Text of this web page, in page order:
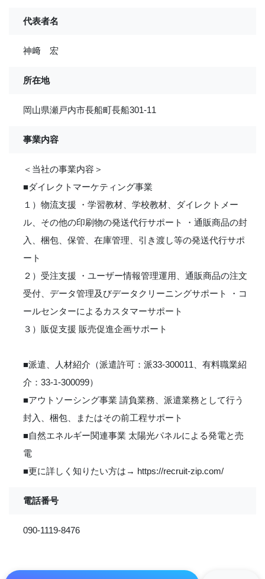
代表者名
神﨑 宏
所在地
岡山県瀬戸内市長船町長船301-11
事業内容
＜当社の事業内容＞
■ダイレクトマーケティング事業
１）物流支援 ・学習教材、学校教材、ダイレクトメー
ル、その他の印刷物の発送代行サポート ・通販商品の封
入、梱包、保管、在庫管理、引き渡し等の発送代行サポ
ート
２）受注支援 ・ユーザー情報管理運用、通販商品の注文
受付、データ管理及びデータクリーニングサポート ・コ
ールセンターによるカスタマーサポート
３）販促支援 販売促進企画サポート
■派遣、人材紹介（派遣許可：派33-300011、有料職業紹
介：33-ﾕ‐300099）
■アウトソーシング事業 請負業務、派遣業務として行う
封入、梱包、またはその前工程サポート
■自然エネルギー関連事業 太陽光パネルによる発電と売
電
■更に詳しく知りたい方は→ https://recruit-zip.com/
電話番号
090-1119-8476